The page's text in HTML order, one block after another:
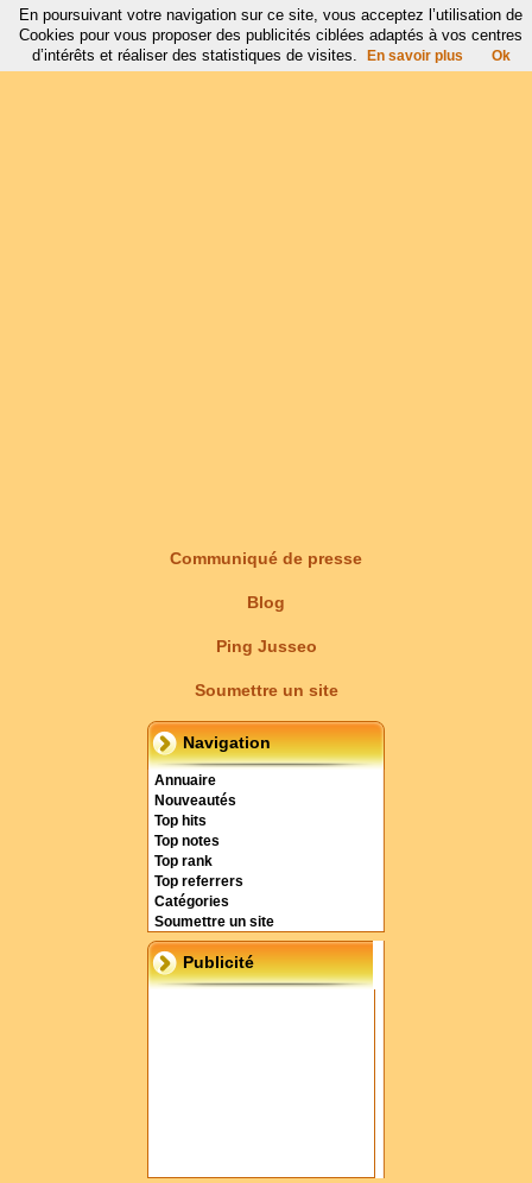
Communiqué de presse
Blog
Ping Jusseo
Soumettre un site
Navigation
Annuaire
Nouveautés
Top hits
Top notes
Top rank
Top referrers
Catégories
Soumettre un site
Publicité
En poursuivant votre navigation sur ce site, vous acceptez l’utilisation de
Cookies pour vous proposer des publicités ciblées adaptés à vos centres
d’intérêts et réaliser des statistiques de visites.
En savoir plus Ok